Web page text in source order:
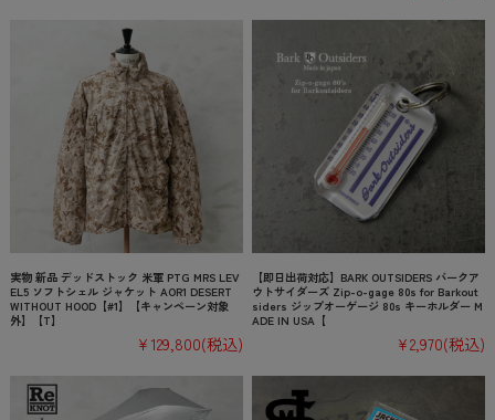
実物 新品 デッドストック 米軍 PTG MRS LEV
EL5 ソフトシェル ジャケット AOR1 DESERT
WITHOUT HOOD【#1】【キャンペーン対象
外】【T】
¥129,800(税込)
【即日出荷対応】BARK OUTSIDERS バークア
ウトサイダーズ Zip-o-gage 80s for Barkout
siders ジップオーゲージ 80s キーホルダー M
ADE IN USA【
¥2,970(税込)